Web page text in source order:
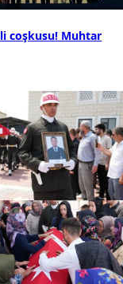
coşkusu! Muhtar